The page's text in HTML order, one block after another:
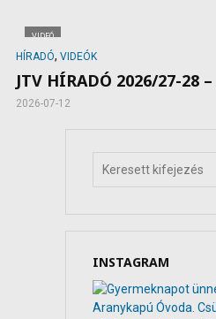
VIDEÓ
HÍRADÓ, VIDEÓK
JTV HÍRADÓ 2026/27-28
2026-07-12
INSTAGRAM